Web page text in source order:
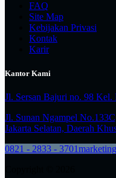
FAQ
Site Map
Kebijakan Privasi
Kontak
Karir
Kantor Kami
Jl. Sersan Bajuri no. 98
Jl. Sunan Ngampel
Jakarta Selatan, Daerah
0821 - 2833 - 3701